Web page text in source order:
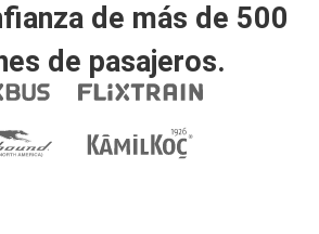
de más de 500
de pasajeros.